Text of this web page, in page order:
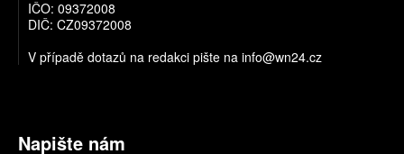
IČO: 09372008
DIČ: CZ09372008
V případě dotazů na redakci pište na info@wn24.cz
Napište nám